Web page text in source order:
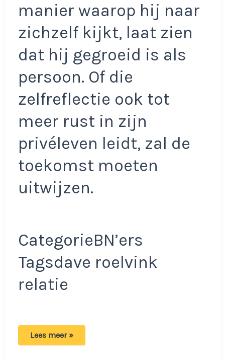
manier waarop hij naar
zichzelf kijkt, laat zien
dat hij gegroeid is als
persoon. Of die
zelfreflectie ook tot
meer rust in zijn
privéleven leidt, zal de
toekomst moeten
uitwijzen.
CategorieBN’ers
Tagsdave roelvink
relatie
Dave
Lees meer »